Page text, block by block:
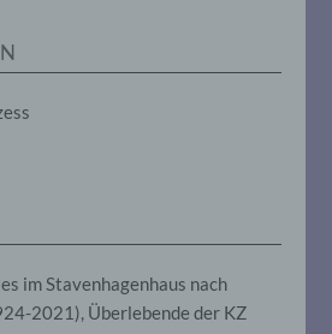
im Stavenhagenhaus nach
2021), Überlebende der KZ
oder Veränderung, das
Abfragen, die Verwendung,
oder eine andere Form der
der Verarbeitung ist die